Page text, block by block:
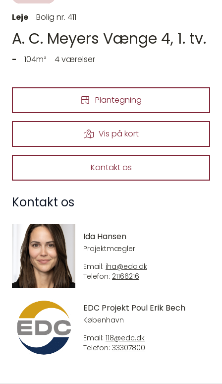
Leje Bolig nr. 411
A. C. Meyers Vænge 4, 1. tv.
- 104m² 4 værelser
Plantegning
Vis på kort
Kontakt os
Kontakt os
Ida Hansen
Projektmægler
Email: iha@edc.dk
Telefon: 21166216
EDC Projekt Poul Erik Bech
København
Email: 118@edc.dk
Telefon: 33307800